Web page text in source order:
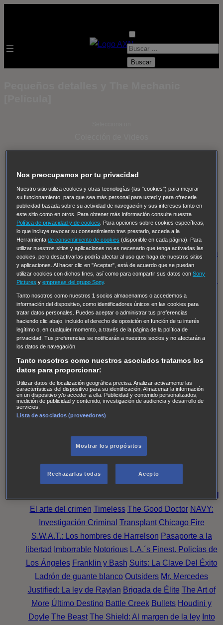
B
adoptivos Operación: Huracán
Despedida Salvaje
Despedida Salvaje Nadie
Thomas, el ojo del FBI Pan Am Dawson crece
Insomnia El Guardián The Blacklist Cinco en familia
Hudson & Rex Diez libras y un sueño Mr Loverman
Regreso al futuro III NUEVE CUERPOS Los últimos
caballeros Tormenta infinita Sing Street Cobra Kai
Tom
y Lola High Country Los casos de Susan Ryeland:
Moonflower Murders Twisted Metal
Evolution Terapia de Choque Ricki Los Misterios de
Hailey Dean Without Sin: Libre de Culpa Morbius
NCIS: Nueva Orleans Pandora En fuera de juego
The Shield: Al margen de la ley Duplicated Preacher
The Killing Kind
Chicago Fire Monarch Circuito cerradoAlert: Unidad
de personas desaparecidas
Ladrón de guante blanco Hannibal Daños y Perjuicios
AXN Masters of Sex Three PinesAccused CarterAlice
Nevers Crossing Lines
Coyote
Reckoning: Ajuste de Cuentas
Absentia
Bulletproof
Lincoln Rhyme:
El arte del crimen Timeless The Good Doctor NAVY:
Investigación Criminal Transplant Chicago Fire
S.W.A.T.: Los hombres de Harrelson Pasaporte a la
libertad
Imborrable Notorious L.A.´s Finest. Policías de
Los Ángeles Franklin y Bash Suits: La Clave Del Éxito
Ladrón de guante blanco Outsiders Mr. Mercedes
Justified: La ley de Raylan Brigada de Élite The Art of
More Último Destino Battle Creek Bullets Houdini y
Doyle The Beast The Shield: Al margen de la ley Into
Nos preocupamos por tu privacidad
Nuestro sitio utiliza cookies y otras tecnologías (las "cookies") para mejorar
su funcionamiento, para que sea más personal para usted y para ofrecerle
publicidad basada sobre su actividad de navegación y sus intereses tanto en
este sitio como en otros. Para obtener más información consulte nuestra
Política de privacidad y de cookies
. Para opciones sobre cookies específicas,
lo que incluye revocar su consentimiento tras prestarlo, acceda a la
Herramientade consentimiento de cookies (disponible en cada página). Para
utilizar nuestros sitios y aplicaciones no es necesario que tenga activadas las
cookies, pero desactivarlas podría afectar al uso que haga de nuestros sitios
y aplicaciones. Al hacer clic en "Aceptar", está de acuerdo que se puedan
utilizar cookies con dichos fines, así como para compartir sus datos conSony
Pictures yempresas del grupo Sony.
Tanto nosotros como nuestros1 socios almacenamos o accedemos a
información del dispositivo, como identificadores únicos en las cookies para
tratar datos personales. Puedes aceptar o administrar tus preferencias
haciendo clic abajo, incluido el derecho de oposición en función de tu interés
legítimo o, en cualquier momento, a través de la página de la política de
privacidad. Tus preferencias se notificarán a nuestros socios y no afectarán a
los datos de navegación.
Tanto nosotros como nuestros asociados tratamos los
datos para proporcionar:
Utilizar datos de localización geográfica precisa. Analizar activamente las
características del dispositivo para su identificación. Almacenar la información
en un dispositivo y/o acceder a ella. Publicidad y contenido personalizados,
medición de publicidad y contenido, investigación de audiencia y desarrollo de
servicios.
Lista de asociados (proveedores)
Mostrar los propósitos
Rechazarlas todas Acepto